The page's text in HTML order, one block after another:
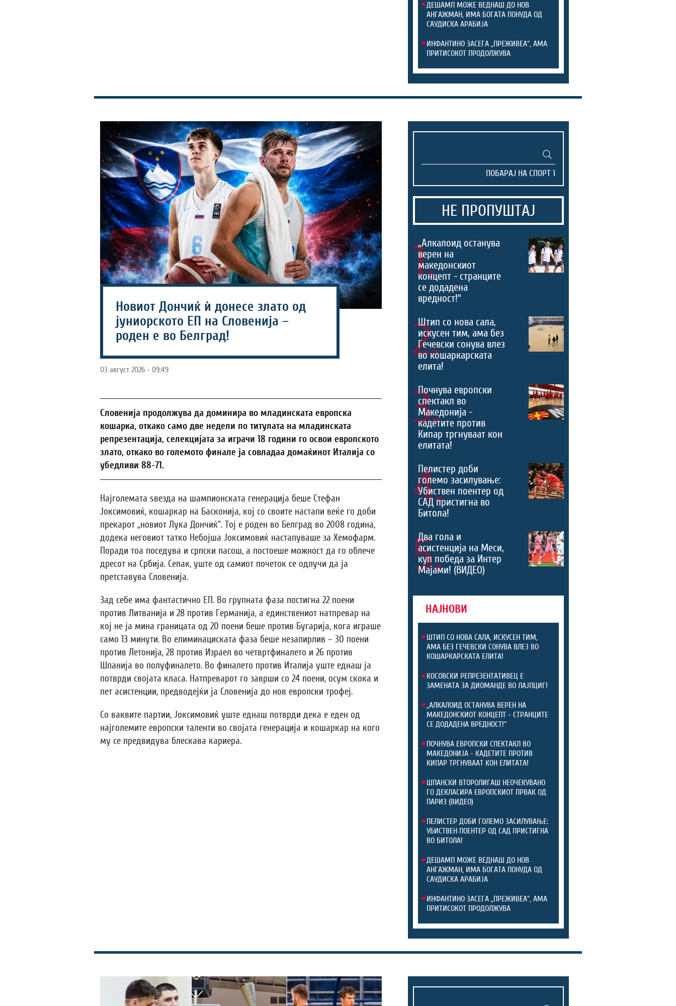
ДЕШАМП МОЖЕ ВЕДНАШ ДО НОВ
АНГАЖМАН, ИМА БОГАТА ПОНУДА ОД
САУДИСКА АРАБИЈА
ИНФАНТИНО ЗАСЕГА „ПРЕЖИВЕА“, АМА
ПРИТИСОКОТ ПРОДОЛЖУВА
Новиот Дончиќ ѝ донесе злато од
јуниорското ЕП на Словенија –
роден е во Белград!
03 август 2026 - 09:49
Словенија продолжува да доминира во младинската европска
кошарка, откако само две недели по титулата на младинската
репрезентација, селекцијата за играчи 18 години го освои европското
злато, откако во големото финале ја совладаа домаќинот Италија со
убедливи 88-71.
Најголемата ѕвезда на шампионската генерација беше Стефан
Јоксимовиќ, кошаркар на Басконија, кој со своите настапи веќе го доби
прекарот „новиот Лука Дончиќ“. Тој е роден во Белград во 2008 година,
додека неговиот татко Небојша Јоксимовиќ настапуваше за Хемофарм.
Поради тоа поседува и српски пасош, а постоеше можност да го облече
дресот на Србија. Сепак, уште од самиот почеток се одлучи да ја
претставува Словенија.
Зад себе има фантастично ЕП. Во групната фаза постигна 22 поени
против Литванија и 28 против Германија, а единствениот натпревар на
кој не ја мина границата од 20 поени беше против Бугарија, кога играше
само 13 минути. Во елиминациската фаза беше незапирлив – 30 поени
против Летонија, 28 против Израел во четвртфиналето и 26 против
Шпанија во полуфиналето. Во финалето против Италија уште еднаш ја
потврди својата класа. Натпреварот го заврши со 24 поени, осум скока и
пет асистенции, предводејќи ја Словенија до нов европски трофеј.
Со ваквите партии, Јоксимовиќ уште еднаш потврди дека е еден од
најголемите европски таленти во својата генерација и кошаркар на кого
му се предвидува блескава кариера.
НЕ ПРОПУШТАЈ
1.
„Алкалоид останува
верен на
македонскиот
концепт - странците
се додадена
вредност!“
2.
Штип со нова сала,
искусен тим, ама без
Гечевски сонува влез
во кошаркарската
елита!
3.
Почнува европски
спектакл во
Македонија -
кадетите против
Кипар тргнуваат кон
елитата!
4.
Пелистер доби
големо засилување:
Убиствен поентер од
САД пристигна во
Битола!
5.
Два гола и
асистенција на Меси,
куп победа за Интер
Мајами! (ВИДЕО)
НАЈНОВИ
ШТИП СО НОВА САЛА, ИСКУСЕН ТИМ,
АМА БЕЗ ГЕЧЕВСКИ СОНУВА ВЛЕЗ ВО
КОШАРКАРСКАТА ЕЛИТА!
КОСОВСКИ РЕПРЕЗЕНТАТИВЕЦ Е
ЗАМЕНАТА ЗА ДИОМАНДЕ ВО ЛАЈПЦИГ!
„АЛКАЛОИД ОСТАНУВА ВЕРЕН НА
МАКЕДОНСКИОТ КОНЦЕПТ - СТРАНЦИТЕ
СЕ ДОДАДЕНА ВРЕДНОСТ!“
ПОЧНУВА ЕВРОПСКИ СПЕКТАКЛ ВО
МАКЕДОНИЈА - КАДЕТИТЕ ПРОТИВ
КИПАР ТРГНУВААТ КОН ЕЛИТАТА!
ШПАНСКИ ВТОРОЛИГАШ НЕОЧЕКУВАНО
ГО ДЕКЛАСИРА ЕВРОПСКИОТ ПРВАК ОД
ПАРИЗ (ВИДЕО)
ПЕЛИСТЕР ДОБИ ГОЛЕМО ЗАСИЛУВАЊЕ:
УБИСТВЕН ПОЕНТЕР ОД САД ПРИСТИГНА
ВО БИТОЛА!
ДЕШАМП МОЖЕ ВЕДНАШ ДО НОВ
АНГАЖМАН, ИМА БОГАТА ПОНУДА ОД
САУДИСКА АРАБИЈА
ИНФАНТИНО ЗАСЕГА „ПРЕЖИВЕА“, АМА
ПРИТИСОКОТ ПРОДОЛЖУВА